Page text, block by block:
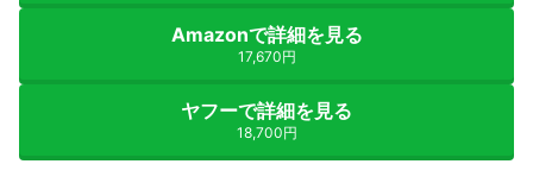
Amazonで詳細を見る
17,670円
ヤフーで詳細を見る
18,700円